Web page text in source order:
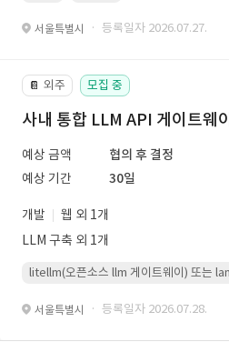
서울특별시 · 등록일자 2026.07.27.
📔 외주 모집 중
사내 통합 LLM API 게이트웨
예상 금액
협의 후 결정
예상 기간
30일
개발
웹 외 1개
LLM 구축 외 1개
litellm(오픈소스 llm 게이트웨이) 또는
서울특별시 · 등록일자 2026.07.28.